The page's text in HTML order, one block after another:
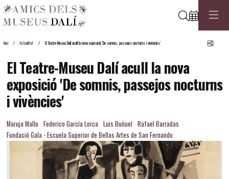
Cerca
Inici Actualitat El Teatre-Museu Dalí acull la nova exposició 'De somnis, passejos nocturns i vivències'
El Teatre-Museu Dalí acull la nova
exposició 'De somnis, passejos nocturns
i vivències'
Maruja Mallo Federico García Lorca Luis Buñuel Rafael Barradas
Fundació Gala - Escuela Superior de Bellas Artes de San Fernando